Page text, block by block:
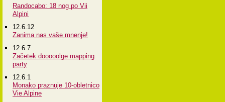
Randocabo: 18 nog po Vii
Alpini
12.6.12
Zanima nas vaše mnenje!
12.6.7
Začetek dooooolge mapping
party
12.6.1
Monako praznuje 10-obletnico
Vie Alpine